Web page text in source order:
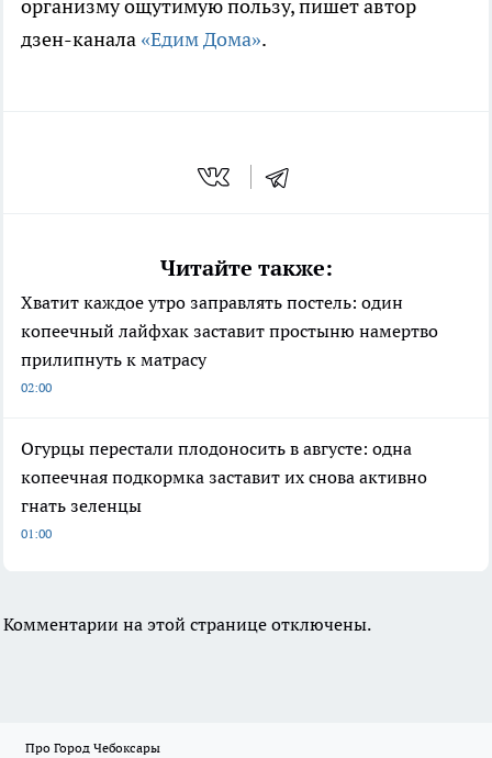
организму ощутимую пользу, пишет автор
дзен-канала «Едим Дома».
Читайте также:
Хватит каждое утро заправлять постель: один
копеечный лайфхак заставит простыню намертво
прилипнуть к матрасу
02:00
Огурцы перестали плодоносить в августе: одна
копеечная подкормка заставит их снова активно
гнать зеленцы
01:00
Комментарии на этой странице отключены.
Про Город Чебоксары